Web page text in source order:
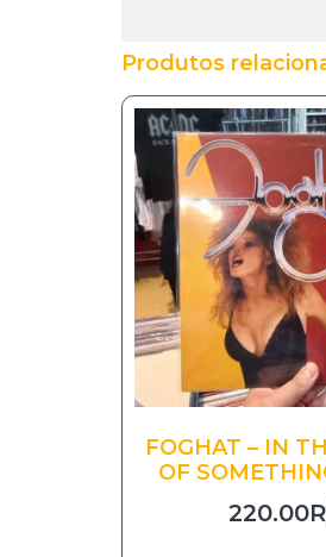
Produtos
FOGHAT – IN
OF
220.00